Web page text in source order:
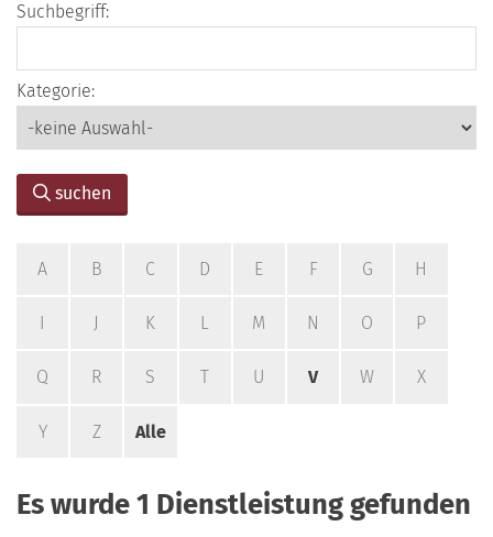
Suchbegriff:
Kategorie:
suchen
A B C D E F G H
J K L M N O P
Q R S T U V W X
Y Z Alle
Es wurde 1 Dienstleistung gefunden